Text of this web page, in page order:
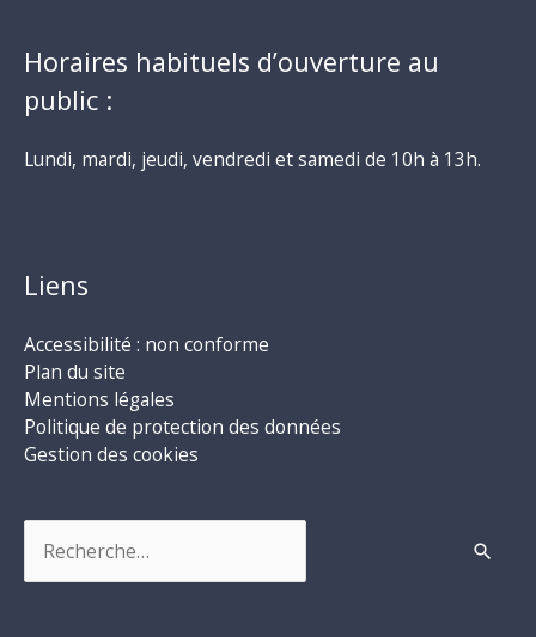
Horaires habituels d’ouverture au
public :
Lundi, mardi, jeudi, vendredi et samedi de 10h à 13h.
Liens
Accessibilité : non conforme
Plan du site
Mentions légales
Politique de protection des données
Gestion des cookies